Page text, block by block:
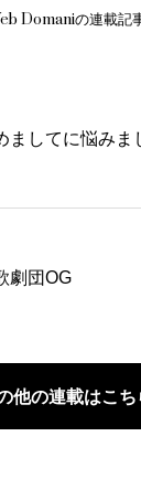
Domaniの連載記
ましてに悩みま
劇団OG
他の連載はこち